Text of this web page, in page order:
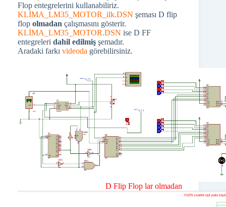
Flop entegrelerini kullanabiliriz.
KLİMA_LM35_MOTOR_ilk.DSN şeması D flip
flop olmadan çalışmasını gösterir.
KLİMA_LM35_MOTOR.DSN ise D FF
entegreleri dahil edilmiş şemadır.
Aradaki farkı videoda görebilirsiniz.
D Flip Flop lar olmadan